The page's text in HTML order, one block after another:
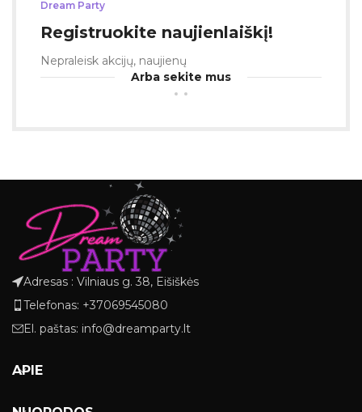
Dream Party
Registruokite naujienlaiškį!
Nepraleisk akcijų, naujienų
Arba sekite mus
Adresas : Vilniaus g. 38, Eišiškės
Telefonas: +37069545080
El. paštas: info@dreamparty.lt
APIE